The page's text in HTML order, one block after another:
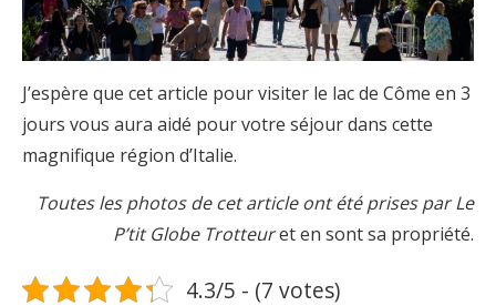
J’espère que cet article pour visiter le lac de Côme en 3
jours vous aura aidé pour votre séjour dans cette
magnifique région d’Italie.
Toutes les photos de cet article ont été prises par Le
P’tit Globe Trotteuret en sont sa propriété.
4.3/5 - (7 votes)